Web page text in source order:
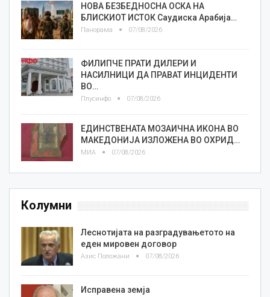
НОВА БЕЗБЕДНОСНА ОСКА НА
БЛИСКИОТ ИСТОК Саудиска Арабија…
Панорама 07/08/2026
ФИЛИПЧЕ ПРАТИ ДИЛЕРИ И
НАСИЛНИЦИ ДА ПРАВАТ ИНЦИДЕНТИ
ВО…
Плусинфо 07/08/2026
ЕДИНСТВЕНАТА МОЗАИЧНА ИКОНА ВО
МАКЕДОНИЈА ИЗЛОЖЕНА ВО ОХРИД…
МИА 07/08/2026
Колумни
Леснотијата на разградувањетото на
еден мировен договор
Азис Положани 07/08/2026
Исправена земја